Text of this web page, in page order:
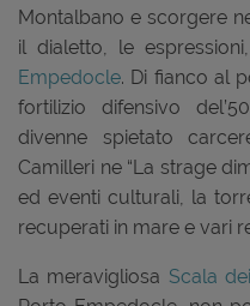
Montalbano e scorgere
il dialetto, le
Empedocle. Di fianco al
fortilizio difensivo
divenne spietato
Camilleri ne “La strage
ed eventi culturali, la
recuperati in mare e vari
La meravigliosa Scala